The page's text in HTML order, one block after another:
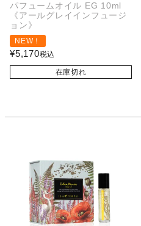
パフュームオイル EG 10ml
《アールグレイインフュージ
ョン》
NEW！
¥5,170税込
在庫切れ